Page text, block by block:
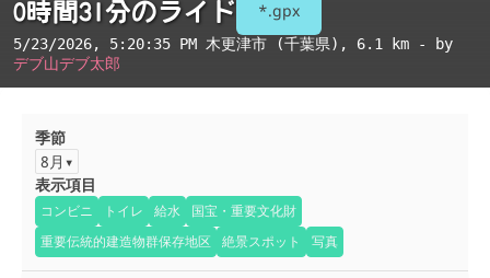
0時間31分のライド *.gpx
5/23/2026, 5:20:35 PM 木更津市 (千葉県) , 6.1 km - by
デブ山デブ太郎
季節
8月
表示項目
コンビニ トイレ 給水
国宝・重要文化財
重要伝統的建造物群保存地区
絶景スポット 写真